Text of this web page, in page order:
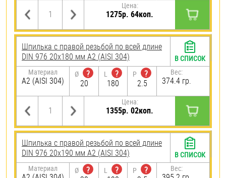
Цена:
1275р. 64коп.
Шпилька с правой резьбой по всей длине
DIN 976 20х180 мм А2 (AISI 304)
Материал
А2 (AISI 304)
Ø
?
20
L
?
180
P
?
2.5
Вес:
374.4 гр.
Цена:
1355р. 02коп.
В СПИСОК
Шпилька с правой резьбой по всей длине
DIN 976 20х190 мм А2 (AISI 304)
Материал Ø
?
L
?
P
?
Вес:
В СПИСОК